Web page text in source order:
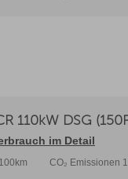
110kW DSG
im Detail
CO₂ Emissionen